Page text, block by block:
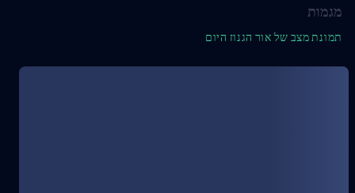
מגמות
תמונת מצב של אור הגנוז היום